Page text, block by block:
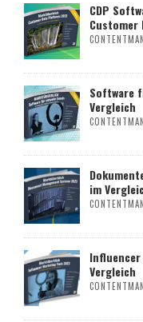
CDP
Software
Vergleich
im
Vergleich